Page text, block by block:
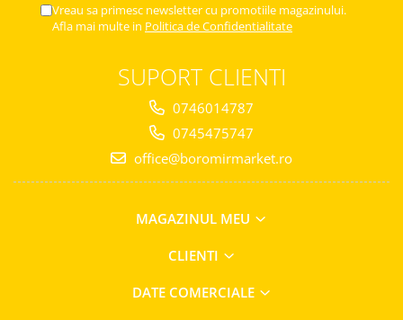
Vreau sa primesc newsletter cu promotiile magazinului.
Afla mai multe in Politica de Confidentialitate
SUPORT CLIENTI
0746014787
0745475747
office@boromirmarket.ro
MAGAZINUL MEU
CLIENTI
DATE COMERCIALE